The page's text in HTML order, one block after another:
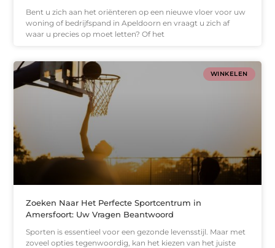
Bent u zich aan het oriënteren op een nieuwe vloer voor uw
woning of bedrijfspand in Apeldoorn en vraagt u zich af
waar u precies op moet letten? Of het
WINKELEN
Zoeken Naar Het Perfecte Sportcentrum in
Amersfoort: Uw Vragen Beantwoord
Sporten is essentieel voor een gezonde levensstijl. Maar met
zoveel opties tegenwoordig, kan het kiezen van het juiste